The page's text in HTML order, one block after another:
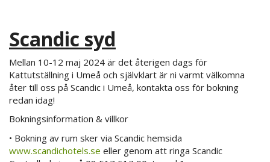
Scandic syd
Mellan 10-12 maj 2024 är det återigen dags för
Kattutställning i Umeå och självklart är ni varmt välkomna
åter till oss på Scandic i Umeå, kontakta oss för bokning
redan idag!
Bokningsinformation & villkor
• Bokning av rum sker via Scandic hemsida
www.scandichotels.se eller genom att ringa Scandic